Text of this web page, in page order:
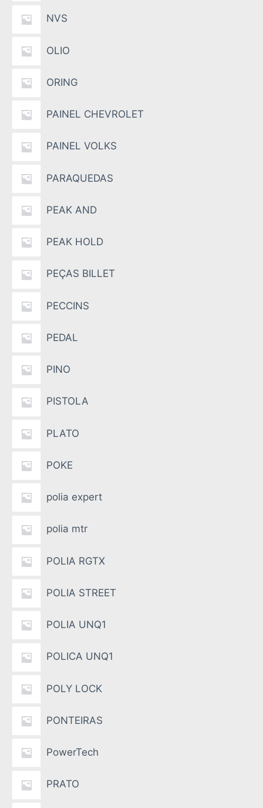
NVS
OLIO
ORING
PAINEL CHEVROLET
PAINEL VOLKS
PARAQUEDAS
PEAK AND
PEAK HOLD
PEÇAS BILLET
PECCINS
PEDAL
PINO
PISTOLA
PLATO
POKE
polia expert
polia mtr
POLIA RGTX
POLIA STREET
POLIA UNQ1
POLICA UNQ1
POLY LOCK
PONTEIRAS
PowerTech
PRATO